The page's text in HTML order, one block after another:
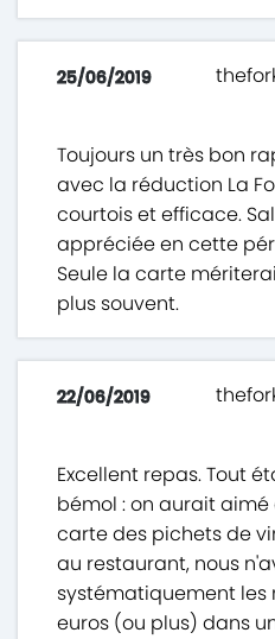
25/06/2019
Toujours un très bon
avec la réduction La
courtois et efficace.
appréciée en cette
Seule la carte
plus souvent.
22/06/2019
Excellent repas. Tout
bémol : on aurait
carte des pichets de
au restaurant, nous
systématiquement les
euros (ou plus) dans